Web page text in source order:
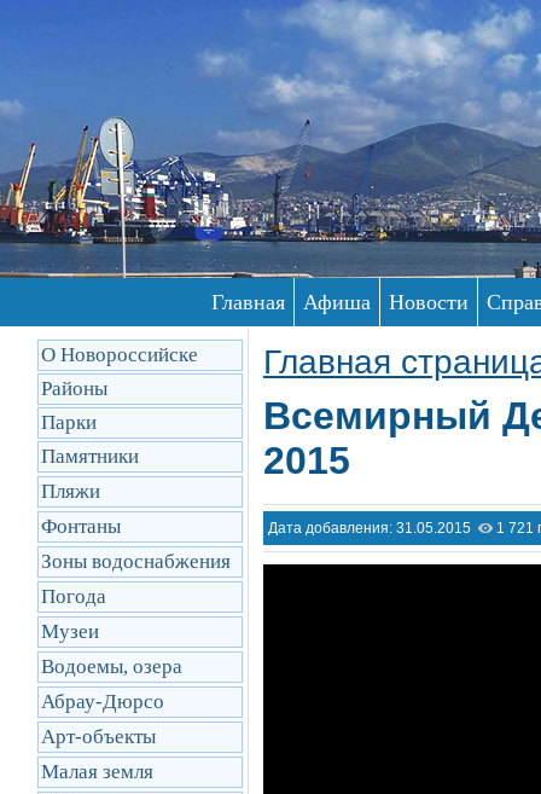
Главная Афиша Новости
О Новороссийске
Районы
Парки
Памятники
Пляжи
Фонтаны
Зоны водоснабжения
Погода
Музеи
Водоемы, озера
Абрау-Дюрсо
Арт-объекты
Малая земля
Главная
Всемирный
2015
Дата добавления: 31.05.2015 1 721